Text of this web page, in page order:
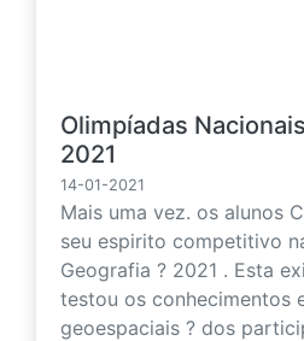
Olimpíadas
2021
14-01-2021
Mais uma vez. os alunos
seu espirito competitivo
Geografia ? 2021 . Esta
testou os conhecimentos
geoespaciais ? dos